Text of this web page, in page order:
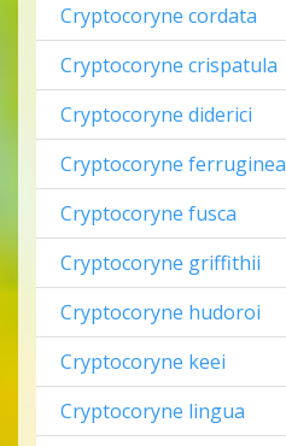
Cryptocoryne cordata
Cryptocoryne crispatula
Cryptocoryne diderici
Cryptocoryne ferruginea
Cryptocoryne fusca
Cryptocoryne griffithii
Cryptocoryne hudoroi
Cryptocoryne keei
Cryptocoryne lingua